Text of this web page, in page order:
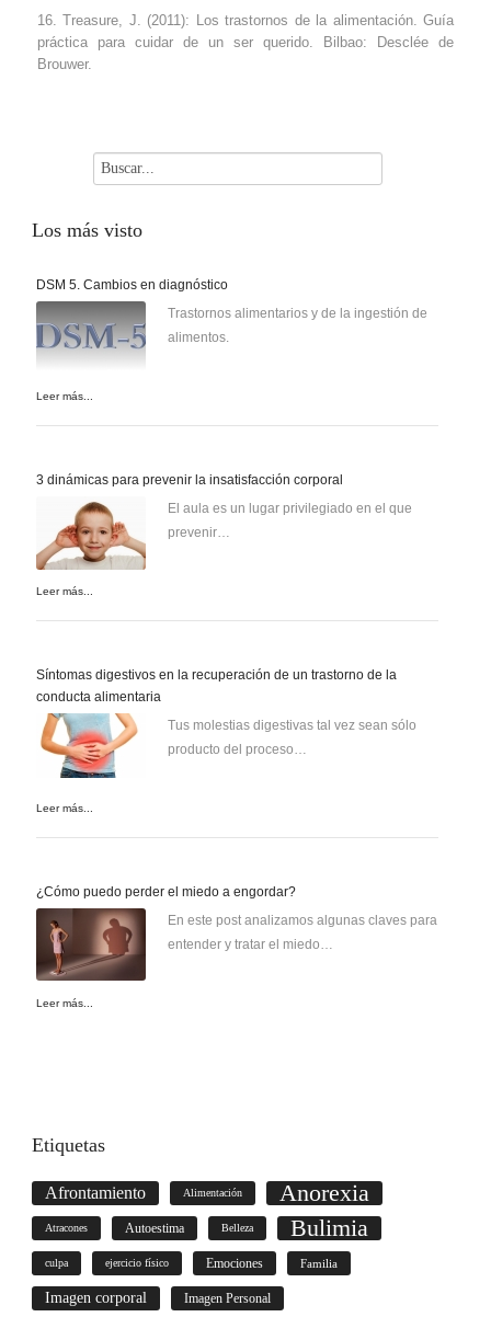
Treasure, J. (2011): Los trastornos de la alimentación. Guía
práctica para cuidar de un ser querido. Bilbao: Desclée de
Brouwer.
Los más visto
DSM 5. Cambios en diagnóstico
Trastornos alimentarios y de la ingestión de
alimentos.
Leer más...
3 dinámicas para prevenir la insatisfacción corporal
El aula es un lugar privilegiado en el que
prevenir…
Leer más...
Síntomas digestivos en la recuperación de un trastorno de la
conducta alimentaria
Tus molestias digestivas tal vez sean sólo
producto del proceso…
Leer más...
¿Cómo puedo perder el miedo a engordar?
En este post analizamos algunas claves para
entender y tratar el miedo…
Leer más...
Etiquetas
Afrontamiento Alimentación Anorexia
Atracones Autoestima Belleza Bulimia
culpa ejercicio físico Emociones Familia
Imagen corporal Imagen Personal